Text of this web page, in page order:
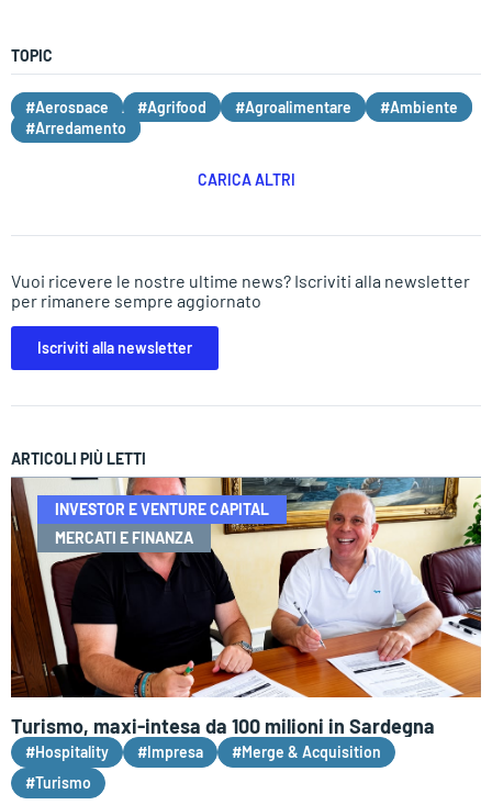
TOPIC
#Aerospace #Agrifood #Agroalimentare
#Ambiente
#Arredamento
CARICA ALTRI
Vuoi ricevere le nostre ultime news? Iscriviti alla newsletter
per rimanere sempre aggiornato
Iscriviti alla newsletter
ARTICOLI PIÙ LETTI
INVESTOR E VENTURE CAPITAL
MERCATI E FINANZA
Turismo, maxi-intesa da 100 milioni in Sardegna
#Hospitality #Impresa
#Merge & Acquisition
#Turismo